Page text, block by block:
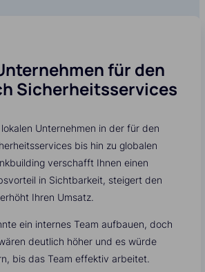
für den
Sicherheitsservices
Unternehmen in der für den
bis hin zu globalen
verschafft Ihnen einen
in Sichtbarkeit, steigert den
Ihren Umsatz.
ein internes Team aufbauen, doch
deutlich höher und es würde
bis das Team effektiv arbeitet.